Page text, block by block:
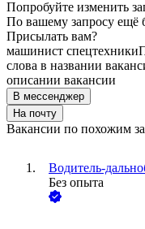
Попробуйте изменить
По вашему запросу ещё
Присылать вам?
машинист спецтехники
слова в названии
описании вакансии
В мессенджер
На почту
Вакансии по похожим
Водитель-
Без опыта